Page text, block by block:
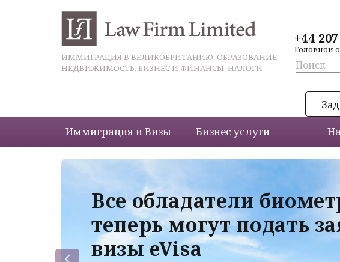
ИММИГРАЦИЯ В ВЕЛИКОБРИТАНИЮ, ОБРАЗОВАНИЕ,
НЕДВИЖИМОСТЬ, БИЗНЕС И ФИНАНСЫ, НАЛОГИ
+44
Головной
Иммиграция и Визы Бизнес услуги
Все обладатели
теперь могут подать
визы eVisa